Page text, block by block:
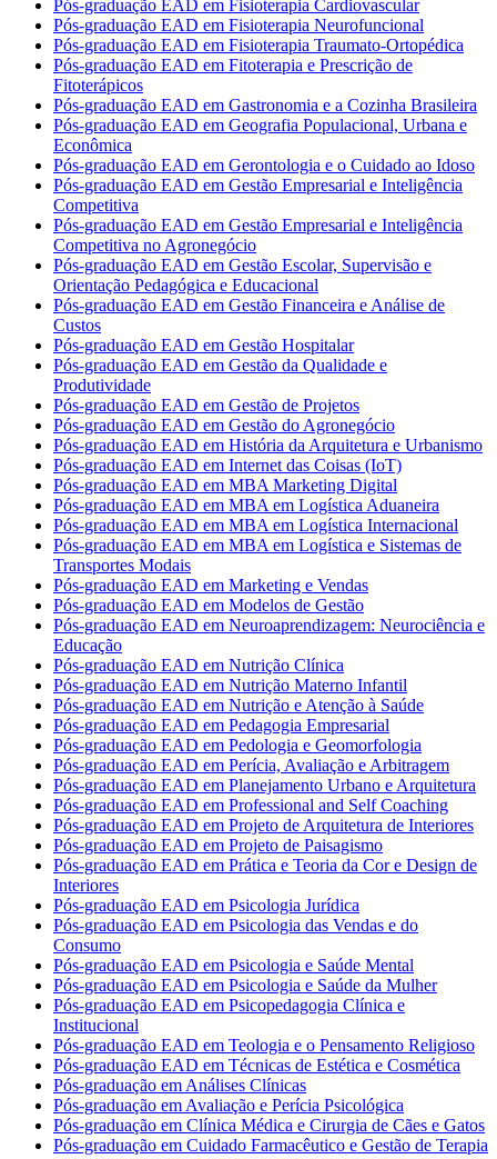
Pós-graduação EAD em Fisioterapia Cardiovascular
Pós-graduação EAD em Fisioterapia Neurofuncional
Pós-graduação EAD em Fisioterapia Traumato-Ortopédica
Pós-graduação EAD em Fitoterapia e Prescrição de
Fitoterápicos
Pós-graduação EAD em Gastronomia e a Cozinha Brasileira
Pós-graduação EAD em Geografia Populacional, Urbana e
Econômica
Pós-graduação EAD em Gerontologia e o Cuidado ao Idoso
Pós-graduação EAD em Gestão Empresarial e Inteligência
Competitiva
Pós-graduação EAD em Gestão Empresarial e Inteligência
Competitiva no Agronegócio
Pós-graduação EAD em Gestão Escolar, Supervisão e
Orientação Pedagógica e Educacional
Pós-graduação EAD em Gestão Financeira e Análise de
Custos
Pós-graduação EAD em Gestão Hospitalar
Pós-graduação EAD em Gestão da Qualidade e
Produtividade
Pós-graduação EAD em Gestão de Projetos
Pós-graduação EAD em Gestão do Agronegócio
Pós-graduação EAD em História da Arquitetura e Urbanismo
Pós-graduação EAD em Internet das Coisas (IoT)
Pós-graduação EAD em MBA Marketing Digital
Pós-graduação EAD em MBA em Logística Aduaneira
Pós-graduação EAD em MBA em Logística Internacional
Pós-graduação EAD em MBA em Logística e Sistemas de
Transportes Modais
Pós-graduação EAD em Marketing e Vendas
Pós-graduação EAD em Modelos de Gestão
Pós-graduação EAD em Neuroaprendizagem: Neurociência e
Educação
Pós-graduação EAD em Nutrição Clínica
Pós-graduação EAD em Nutrição Materno Infantil
Pós-graduação EAD em Nutrição e Atenção à Saúde
Pós-graduação EAD em Pedagogia Empresarial
Pós-graduação EAD em Pedologia e Geomorfologia
Pós-graduação EAD em Perícia, Avaliação e Arbitragem
Pós-graduação EAD em Planejamento Urbano e Arquitetura
Pós-graduação EAD em Professional and Self Coaching
Pós-graduação EAD em Projeto de Arquitetura de Interiores
Pós-graduação EAD em Projeto de Paisagismo
Pós-graduação EAD em Prática e Teoria da Cor e Design de
Interiores
Pós-graduação EAD em Psicologia Jurídica
Pós-graduação EAD em Psicologia das Vendas e do
Consumo
Pós-graduação EAD em Psicologia e Saúde Mental
Pós-graduação EAD em Psicologia e Saúde da Mulher
Pós-graduação EAD em Psicopedagogia Clínica e
Institucional
Pós-graduação EAD em Teologia e o Pensamento Religioso
Pós-graduação EAD em Técnicas de Estética e Cosmética
Pós-graduação em Análises Clínicas
Pós-graduação em Avaliação e Perícia Psicológica
Pós-graduação em Clínica Médica e Cirurgia de Cães e Gatos
Pós-graduação em Cuidado Farmacêutico e Gestão de Terapia